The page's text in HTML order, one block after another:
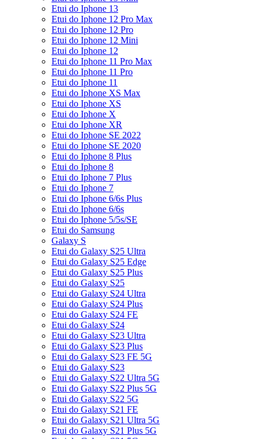
Etui do Iphone 13
Etui do Iphone 12 Pro Max
Etui do Iphone 12 Pro
Etui do Iphone 12 Mini
Etui do Iphone 12
Etui do Iphone 11 Pro Max
Etui do Iphone 11 Pro
Etui do Iphone 11
Etui do Iphone XS Max
Etui do Iphone XS
Etui do Iphone X
Etui do Iphone XR
Etui do Iphone SE 2022
Etui do Iphone SE 2020
Etui do Iphone 8 Plus
Etui do Iphone 8
Etui do Iphone 7 Plus
Etui do Iphone 7
Etui do Iphone 6/6s Plus
Etui do Iphone 6/6s
Etui do Iphone 5/5s/SE
Etui do Samsung
Galaxy S
Etui do Galaxy S25 Ultra
Etui do Galaxy S25 Edge
Etui do Galaxy S25 Plus
Etui do Galaxy S25
Etui do Galaxy S24 Ultra
Etui do Galaxy S24 Plus
Etui do Galaxy S24 FE
Etui do Galaxy S24
Etui do Galaxy S23 Ultra
Etui do Galaxy S23 Plus
Etui do Galaxy S23 FE 5G
Etui do Galaxy S23
Etui do Galaxy S22 Ultra 5G
Etui do Galaxy S22 Plus 5G
Etui do Galaxy S22 5G
Etui do Galaxy S21 FE
Etui do Galaxy S21 Ultra 5G
Etui do Galaxy S21 Plus 5G